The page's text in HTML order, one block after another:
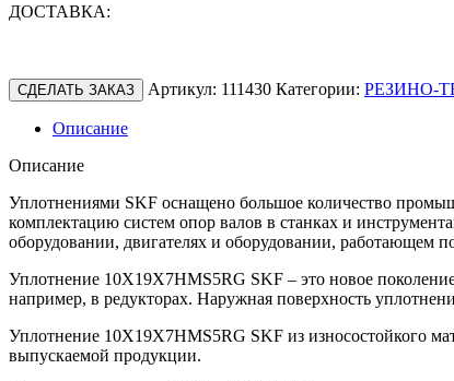
ДОСТАВКА:
СДЕЛАТЬ ЗАКАЗ Артикул: 111430 Категории: РЕЗИНО-
Описание
Описание
Уплотнениями SKF оснащено большое количество
комплектацию систем опор валов в станках и
оборудовании, двигателях и оборудовании, работающем
Уплотнение 10X19X7HMS5RG SKF – это новое
например, в редукторах. Наружная поверхность
Уплотнение 10X19X7HMS5RG SKF из износостойкого
выпускаемой продукции.